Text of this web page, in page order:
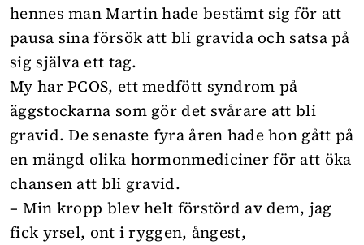
hennes man Martin hade bestämt sig för att
pausa sina försök att bli gravida och satsa på
sig själva ett tag.
My har PCOS, ett medfött syndrom på
äggstockarna som gör det svårare att bli
gravid. De senaste fyra åren hade hon gått på
en mängd olika hormonmediciner för att öka
chansen att bli gravid.
– Min kropp blev helt förstörd av dem, jag
fick yrsel, ont i ryggen, ångest,